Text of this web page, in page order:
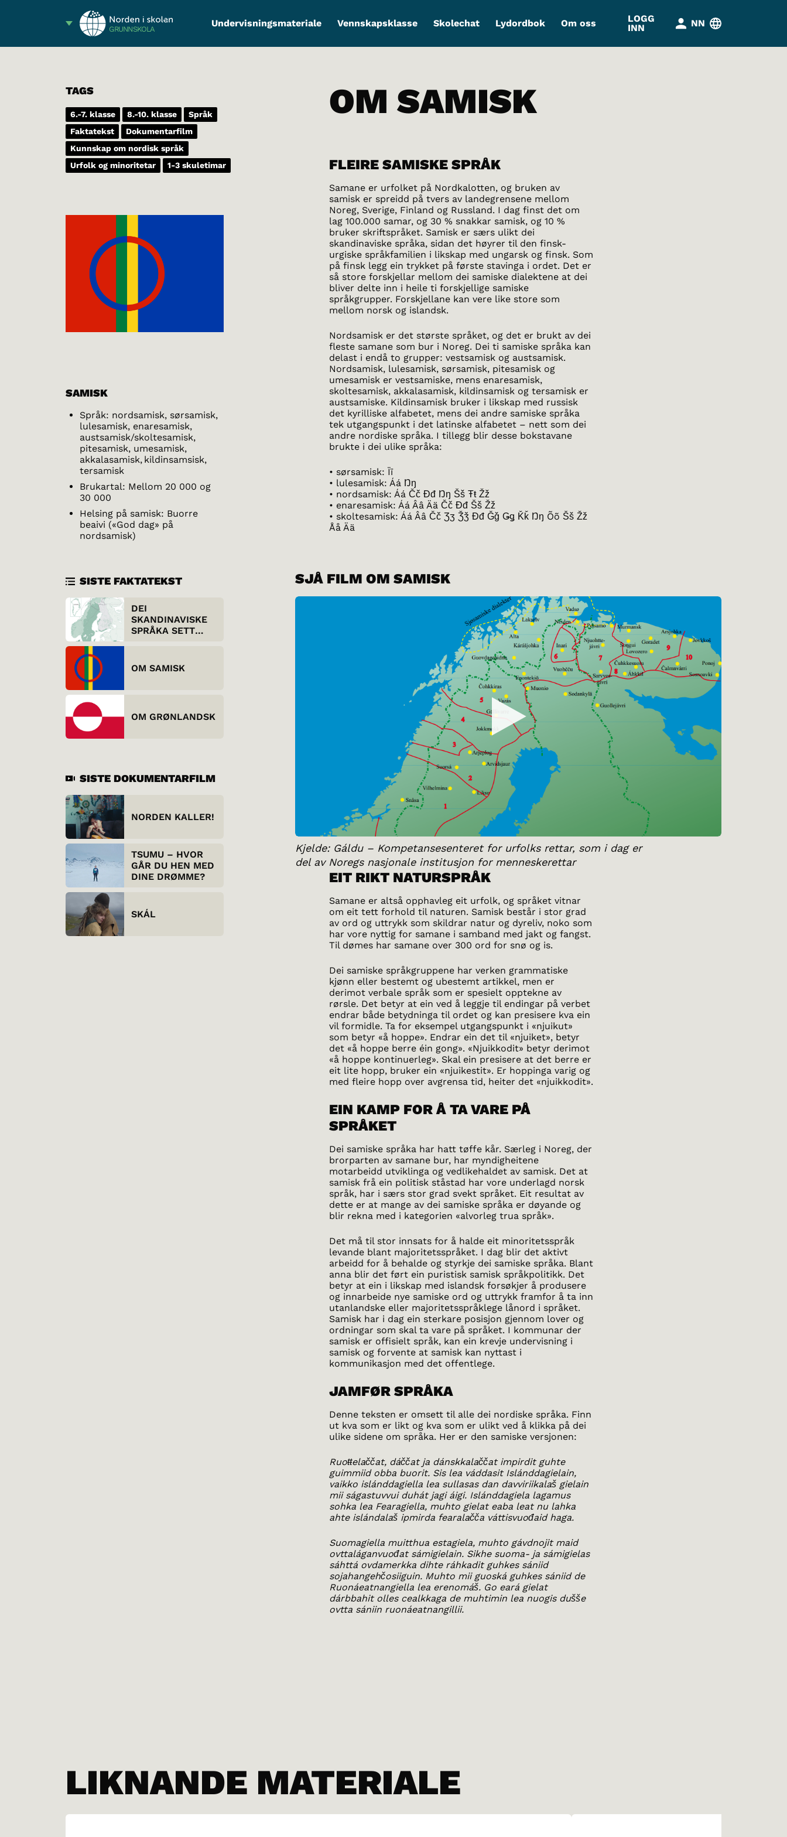
GRUNNSKOLA
Undervisningsmateriale Vennskapsklasse Skolechat Lydordbok Om oss
LOGG
INN
NN
TAGS
6.-7. klasse 8.-10. klasse
Språk
Faktatekst
Dokumentarfilm
Kunnskap om nordisk språk
Urfolk og minoritetar
1-3 skuletimar
SAMISK
Språk: nordsamisk, sørsamisk,
lulesamisk, enaresamisk,
austsamisk/skoltesamisk,
pitesamisk, umesamisk,
akkalasamisk, kildinsamsisk,
tersamisk
Brukartal: Mellom 20 000 og
30 000
Helsing på samisk: Buorre
beaivi («God dag» på
nordsamisk)
SISTE FAKTATEKST
DEI
SKANDINAVISKE
SPRÅKA SETT
OM SAMISK
OM GRØNLANDSK
SISTE DOKUMENTARFILM
NORDEN KALLER!
TSUMU – HVOR
GÅR DU HEN MED
DINE DRØMME?
SKÁL
OM SAMISK
FLEIRE SAMISKE SPRÅK
Samane er urfolket på Nordkalotten, og bruken av
samisk er spreidd på tvers av landegrensene mellom
Noreg, Sverige, Finland og Russland. I dag finst det om
lag 100.000 samar, og 30 % snakkar samisk, og 10 %
bruker skriftspråket. Samisk er særs ulikt dei
skandinaviske språka, sidan det høyrer til den finsk-
urgiske språkfamilien i likskap med ungarsk og finsk. Som
på finsk legg ein trykket på første stavinga i ordet. Det er
så store forskjellar mellom dei samiske dialektene at dei
bliver delte inn i heile ti forskjellige samiske
språkgrupper. Forskjellane kan vere like store som
mellom norsk og islandsk.
Nordsamisk er det største språket, og det er brukt av dei
fleste samane som bur i Noreg. Dei ti samiske språka kan
delast i endå to grupper: vestsamisk og austsamisk.
Nordsamisk, lulesamisk, sørsamisk, pitesamisk og
umesamisk er vestsamiske, mens enaresamisk,
skoltesamisk, akkalasamisk, kildinsamisk og tersamisk er
austsamiske. Kildinsamisk bruker i likskap med russisk
det kyrilliske alfabetet, mens dei andre samiske språka
tek utgangspunkt i det latinske alfabetet – nett som dei
andre nordiske språka. I tillegg blir desse bokstavane
brukte i dei ulike språka:
• sørsamisk: Ïï
• lulesamisk: Áá Ŋŋ
• nordsamisk: Áá Čč Đđ Ŋŋ Šš Ŧŧ Žž
• enaresamisk: Áá Ââ Ää Čč Đđ Šš Žž
• skoltesamisk: Áá Ââ Čč Ʒʒ Ǯǯ Đđ Ǧǧ Ǥǥ Ǩǩ Ŋŋ Õõ Šš Žž
Åå Ää
SJÅ FILM OM SAMISK
Kjelde: Gáldu – Kompetansesenteret for urfolks rettar, som i dag er
del av Noregs nasjonale institusjon for menneskerettar
EIT RIKT NATURSPRÅK
Samane er altså opphavleg eit urfolk, og språket vitnar
om eit tett forhold til naturen. Samisk består i stor grad
av ord og uttrykk som skildrar natur og dyreliv, noko som
har vore nyttig for samane i samband med jakt og fangst.
Til dømes har samane over 300 ord for snø og is.
Dei samiske språkgruppene har verken grammatiske
kjønn eller bestemt og ubestemt artikkel, men er
derimot verbale språk som er spesielt opptekne av
rørsle. Det betyr at ein ved å leggje til endingar på verbet
endrar både betydninga til ordet og kan presisere kva ein
vil formidle. Ta for eksempel utgangspunkt i «njuikut»
som betyr «å hoppe». Endrar ein det til «njuiket», betyr
det «å hoppe berre éin gong». «Njuikkodit» betyr derimot
«å hoppe kontinuerleg». Skal ein presisere at det berre er
eit lite hopp, bruker ein «njuikestit». Er hoppinga varig og
med fleire hopp over avgrensa tid, heiter det «njuikkodit».
EIN KAMP FOR Å TA VARE PÅ
SPRÅKET
Dei samiske språka har hatt tøffe kår. Særleg i Noreg, der
brorparten av samane bur, har myndigheitene
motarbeidd utviklinga og vedlikehaldet av samisk. Det at
samisk frå ein politisk ståstad har vore underlagd norsk
språk, har i særs stor grad svekt språket. Eit resultat av
dette er at mange av dei samiske språka er døyande og
blir rekna med i kategorien «alvorleg trua språk».
Det må til stor innsats for å halde eit minoritetsspråk
levande blant majoritetsspråket. I dag blir det aktivt
arbeidd for å behalde og styrkje dei samiske språka. Blant
anna blir det ført ein puristisk samisk språkpolitikk. Det
betyr at ein i likskap med islandsk forsøkjer å produsere
og innarbeide nye samiske ord og uttrykk framfor å ta inn
utanlandske eller majoritetsspråklege lånord i språket.
Samisk har i dag ein sterkare posisjon gjennom lover og
ordningar som skal ta vare på språket. I kommunar der
samisk er offisielt språk, kan ein krevje undervisning i
samisk og forvente at samisk kan nyttast i
kommunikasjon med det offentlege.
JAMFØR SPRÅKA
Denne teksten er omsett til alle dei nordiske språka. Finn
ut kva som er likt og kva som er ulikt ved å klikka på dei
ulike sidene om språka. Her er den samiske versjonen:
Ruoŧŧelaččat, dáččat ja dánskkalaččat impirdit guhte
guimmiid obba buorit. Sis lea váddasit Islánddagielain,
vaikko islánddagiella lea sullasas dan davviriikalaš gielain
mii ságastuvvui duhát jagi áigi. Islánddagiela lagamus
sohka lea Fearagiella, muhto gielat eaba leat nu lahka
ahte islándalaš ipmirda fearalačča váttisvuođaid haga.
Suomagiella muitthua estagiela, muhto gávdnojit maid
ovttaláganvuođat sámigielain. Sikhe suoma- ja sámigielas
sáhttá ovdamerkka dihte ráhkadit guhkes sániid
sojahangehčosiiguin. Muhto mii guoská guhkes sániid de
Ruonáeatnangiella lea erenomáš. Go eará gielat
dárbbahit olles cealkkaga de muhtimin lea nuogis dušše
ovtta sániin ruonáeatnangillii.
LIKNANDE MATERIALE